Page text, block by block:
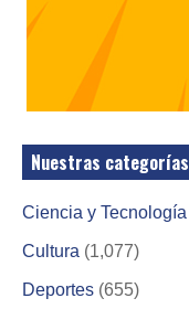
Nuestras categorías
Ciencia y Tecnología
Cultura (1,077)
Deportes (655)